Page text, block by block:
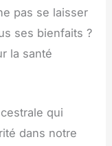
pas se laisser
ses bienfaits ?
la santé
qui
dans notre